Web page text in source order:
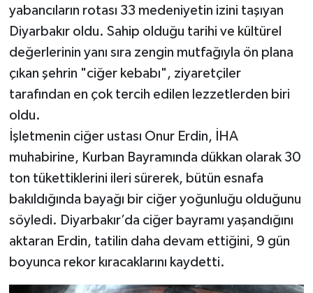
yabancıların rotası 33 medeniyetin izini taşıyan
Diyarbakır oldu. Sahip olduğu tarihi ve kültürel
değerlerinin yanı sıra zengin mutfağıyla ön plana
çıkan şehrin "ciğer kebabı", ziyaretçiler
tarafından en çok tercih edilen lezzetlerden biri
oldu.
İşletmenin ciğer ustası Onur Erdin, İHA
muhabirine, Kurban Bayramında dükkan olarak 30
ton tükettiklerini ileri sürerek, bütün esnafa
bakıldığında bayağı bir ciğer yoğunluğu olduğunu
söyledi. Diyarbakır’da ciğer bayramı yaşandığını
aktaran Erdin, tatilin daha devam ettiğini, 9 gün
boyunca rekor kıracaklarını kaydetti.